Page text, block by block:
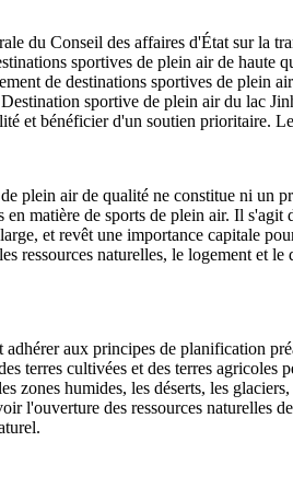
du Conseil des affaires d'État sur la
sportives de plein air de
de destinations sportives de plein
sportive de plein air du lac
et bénéficier d'un soutien prioritaire.
plein air de qualité ne constitue ni
en matière de sports de plein air. Il
et revêt une importance capitale
ressources naturelles, le logement et
aux principes de planification
terres cultivées et des terres
zones humides, les déserts, les
l'ouverture des ressources naturelles